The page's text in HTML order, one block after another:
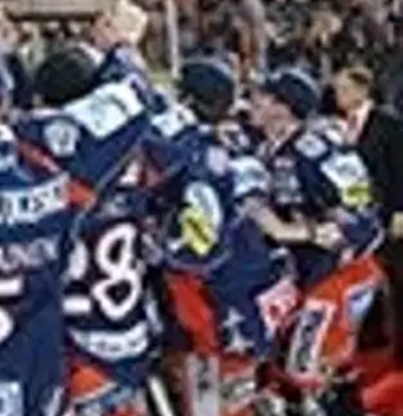
ovat pelaajat - nykyiset huiput ja tulevat tähdet. Suomen johtava
Tähän kuvateokseen on koottu tuhansien kuvien joukosta
viidettä kautta ja hyväksi havaittu. Korkeatasoisten kuvien
koosteet, analyysit ja kuvien nostot ovat maamme
uusillekin tähdille annetaan tilaa tuikkia. Luvassa on hikeä,